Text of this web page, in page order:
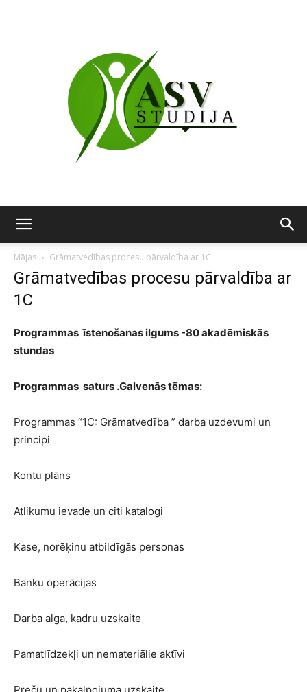
Mājas Grāmatvedības procesu pārvaldība ar 1C
Grāmatvedības procesu pārvaldība ar
1C
Programmas īstenošanas ilgums -80 akadēmiskās
stundas
Programmas saturs .Galvenās tēmas:
Programmas “1C: Grāmatvedība ” darba uzdevumi un
principi
Kontu plāns
Atlikumu ievade un citi katalogi
Kase, norēķinu atbildīgās personas
Banku operācijas
Darba alga, kadru uzskaite
Pamatlīdzekļi un nemateriālie aktīvi